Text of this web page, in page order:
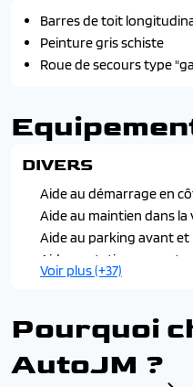
Barres de toit
Peinture gris schiste
Roue de secours type
DIVERS
Aide au démarrage en
Aide au maintien dans la
Aide au parking avant et
Aide au stationnement
Alerte de franchissement
Allumage automatique
Antenne de type requin
Auto-update inclus
Voir plus (+37)
Pourquoi
AutoJM ?